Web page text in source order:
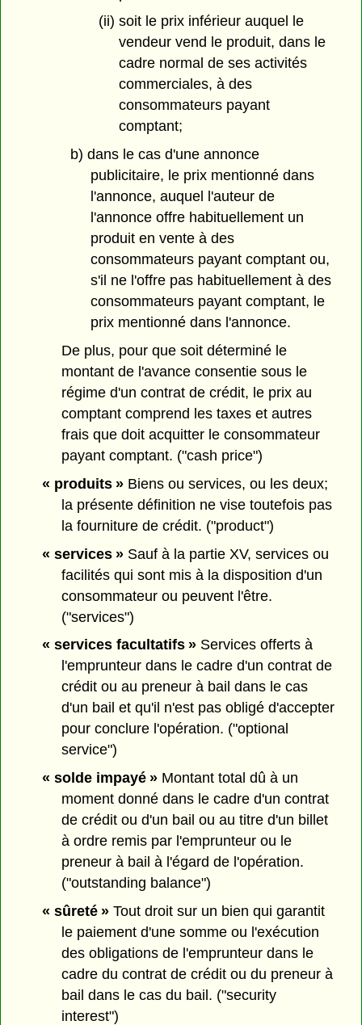
(ii) soit le prix inférieur auquel le
vendeur vend le produit, dans le
cadre normal de ses activités
commerciales, à des
consommateurs payant
comptant;
b) dans le cas d'une annonce
publicitaire, le prix mentionné dans
l'annonce, auquel l'auteur de
l'annonce offre habituellement un
produit en vente à des
consommateurs payant comptant ou,
s'il ne l'offre pas habituellement à des
consommateurs payant comptant, le
prix mentionné dans l'annonce.
De plus, pour que soit déterminé le
montant de l'avance consentie sous le
régime d'un contrat de crédit, le prix au
comptant comprend les taxes et autres
frais que doit acquitter le consommateur
payant comptant. ("cash price")
« produits »Biens ou services, ou les deux;
la présente définition ne vise toutefois pas
la fourniture de crédit. ("product")
« services »Sauf à la partie XV, services ou
facilités qui sont mis à la disposition d'un
consommateur ou peuvent l'être.
("services")
« services facultatifs »Services offerts à
l'emprunteur dans le cadre d'un contrat de
crédit ou au preneur à bail dans le cas
d'un bail et qu'il n'est pas obligé d'accepter
pour conclure l'opération. ("optional
service")
« solde impayé »Montant total dû à un
moment donné dans le cadre d'un contrat
de crédit ou d'un bail ou au titre d'un billet
à ordre remis par l'emprunteur ou le
preneur à bail à l'égard de l'opération.
("outstanding balance")
« sûreté »Tout droit sur un bien qui garantit
le paiement d'une somme ou l'exécution
des obligations de l'emprunteur dans le
cadre du contrat de crédit ou du preneur à
bail dans le cas du bail. ("security
interest")